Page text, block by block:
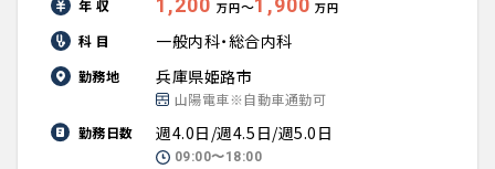
年 収 万円〜 万円
科 目 一般内科・総合内科
勤務地 兵庫県姫路市
山陽電車※自動車通勤可
勤務日数
週4.0日/週4.5日/週5.0日
09:00〜18:00